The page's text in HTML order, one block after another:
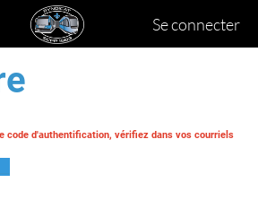
Se connecter
code d'authentification, vérifiez dans vos courriels